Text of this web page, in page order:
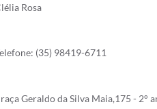
Rosa
(35) 98419-6711
Geraldo da Silva Maia,175 - 2°